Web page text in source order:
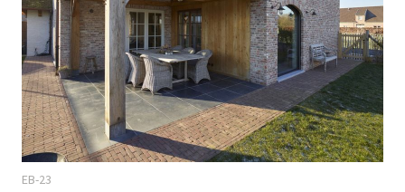
EB-23